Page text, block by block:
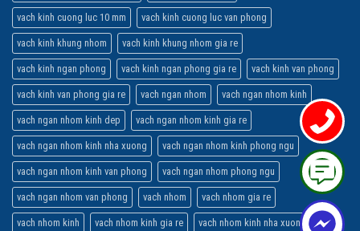
vach kinh cuong luc 10 mm vach kinh cuong luc van phong
vach kinh khung nhom vach kinh khung nhom gia re
vach kinh ngan phong vach kinh ngan phong gia re vach kinh van phong
vach kinh van phong gia re vach ngan nhom vach ngan nhom kinh
vach ngan nhom kinh dep vach ngan nhom kinh gia re
vach ngan nhom kinh nha xuong vach ngan nhom kinh phong ngu
vach ngan nhom kinh van phong vach ngan nhom phong ngu
vach ngan nhom van phong vach nhom vach nhom gia re
vach nhom kinh vach nhom kinh gia re vach nhom kinh nha xuong